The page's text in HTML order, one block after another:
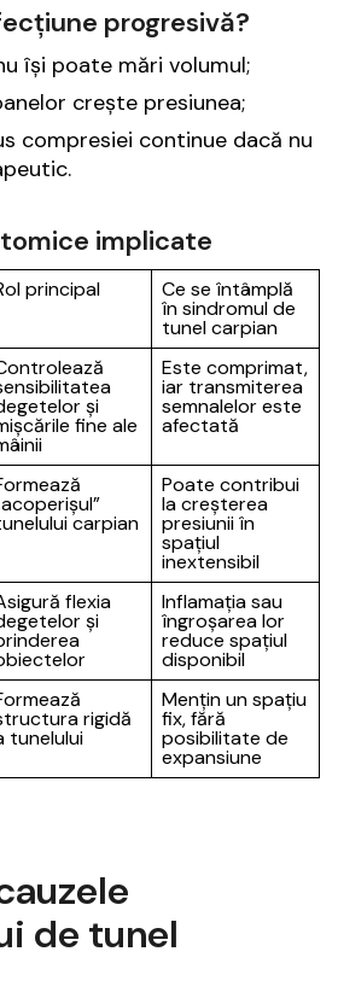
progresivă?
își poate mări volumul;
crește presiunea;
compresiei continue dacă nu
implicate
principal Ce se întâmplă
în sindromul de
tunel carpian
și
fine ale
Este comprimat,
iar transmiterea
semnalelor este
afectată
carpian
Poate contribui
la creșterea
presiunii în
spațiul
inextensibil
flexia
și
Inflamația sau
îngroșarea lor
reduce spațiul
disponibil
rigidă
tunelului
Mențin un spațiu
fix, fără
posibilitate de
expansiune
de tunel